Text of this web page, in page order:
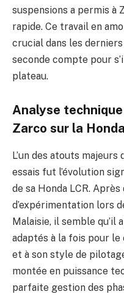
suspensions a permis à
rapide. Ce travail en
crucial dans les
seconde compte pour
plateau.
Analyse
Zarco sur la
L’un des atouts majeurs
essais fut l’évolution
de sa Honda LCR.
d’expérimentation lors
Malaisie, il semble qu’il
adaptés à la fois pour
et à son style de
montée en puissance
parfaite gestion des